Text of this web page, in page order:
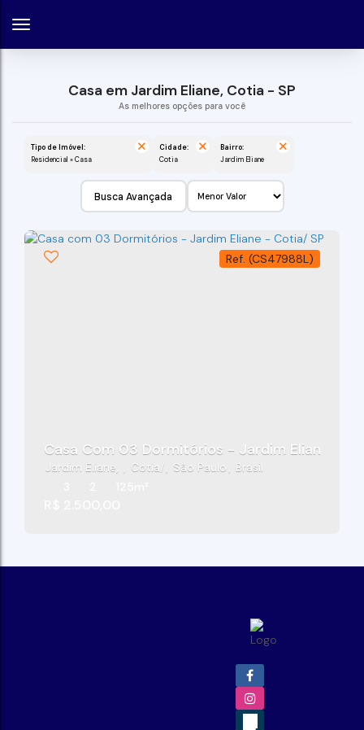
Casa em Jardim Eliane, Cotia - SP
Tipo de Imóvel:
Residencial » Casa
Cidade:
Cotia
Bairro:
Jardim Eliane
Busca Avançada
(CS47988L)
Casa Com 03 Dormitórios - Jardim Eliane -
Jardim Eliane Cotia São Paulo
Brasil